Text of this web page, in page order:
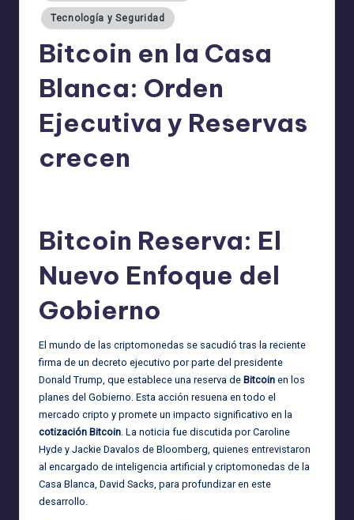
Tecnología y Seguridad
Bitcoin en la Casa
Blanca: Orden
Ejecutiva y Reservas
crecen
Bitcoin Reserva: El
Nuevo Enfoque del
Gobierno
El mundo de las criptomonedas se sacudió tras la reciente
firma de un decreto ejecutivo por parte del presidente
Donald Trump, que establece una reserva de Bitcoin en los
planes del Gobierno. Esta acción resuena en todo el
mercado cripto y promete un impacto significativo en la
cotización Bitcoin . La noticia fue discutida por Caroline
Hyde y Jackie Davalos de Bloomberg, quienes entrevistaron
al encargado de inteligencia artificial y criptomonedas de la
Casa Blanca, David Sacks, para profundizar en este
desarrollo.